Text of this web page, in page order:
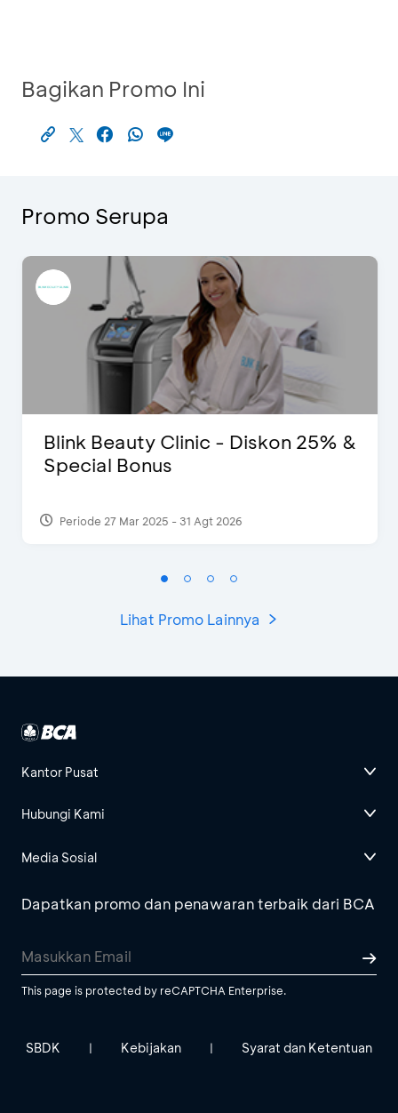
Bagikan Promo Ini
Promo Serupa
Blink Beauty Clinic - Diskon 25% &
Special Bonus
Periode 27 Mar 2025 - 31 Agt 2026
Lihat Promo Lainnya
Kantor Pusat
Hubungi Kami
Media Sosial
Dapatkan promo dan penawaran terbaik dari BCA
This page is protected by reCAPTCHA Enterprise.
SBDK | Kebijakan | Syarat dan Ketentuan